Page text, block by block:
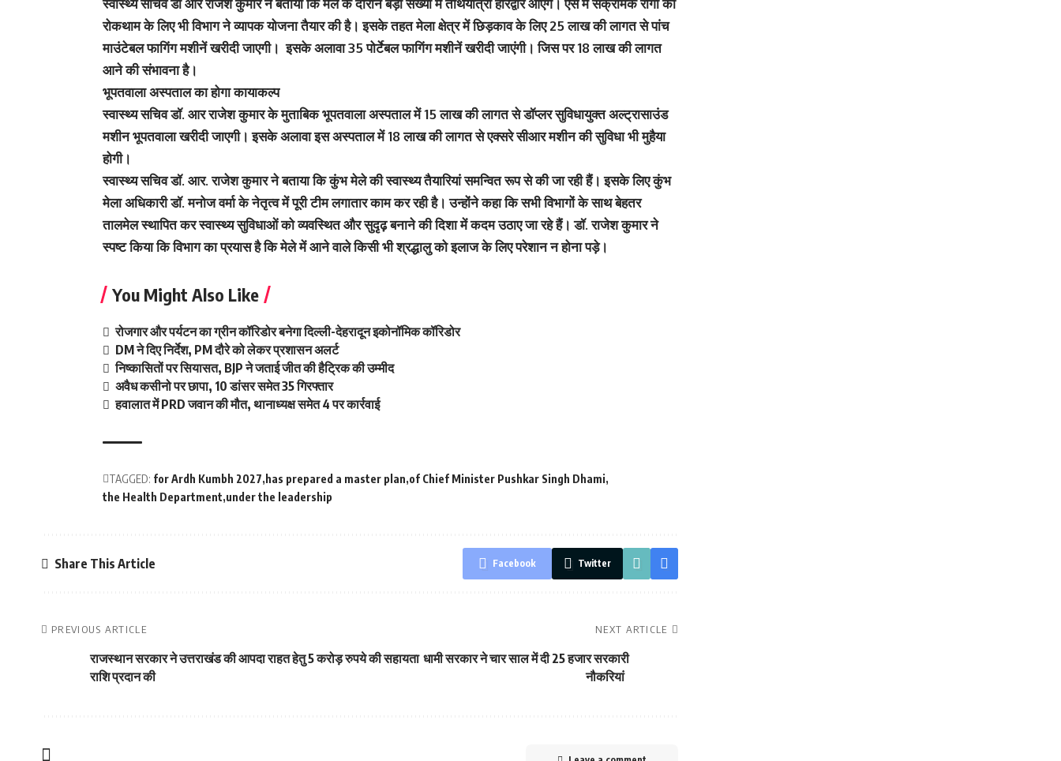
रोकथाम के लिए भी विभाग ने व्यापक योजना तैयार की है। इसके तहत मेला क्षेत्र में छिड़काव के लिए 25 लाख की लागत से पांच
माउंटेबल फागिंग मशीनें खरीदी जाएगी। इसके अलावा 35 पोर्टेबल फागिंग मशीनें खरीदी जाएंगी। जिस पर 18 लाख की लागत
आने की संभावना है।
भूपतवाला अस्पताल का होगा कायाकल्प
स्वास्थ्य सचिव डॉ. आर राजेश कुमार के मुताबिक भूपतवाला अस्पताल में 15 लाख की लागत से डॉप्लर सुविधायुक्त अल्ट्रासाउंड
मशीन भूपतवाला खरीदी जाएगी। इसके अलावा इस अस्पताल में 18 लाख की लागत से एक्सरे सीआर मशीन की सुविधा भी मुहैया
होगी।
स्वास्थ्य सचिव डॉ. आर. राजेश कुमार ने बताया कि कुंभ मेले की स्वास्थ्य तैयारियां समन्वित रूप से की जा रही हैं। इसके लिए कुंभ
मेला अधिकारी डॉ. मनोज वर्मा के नेतृत्व में पूरी टीम लगातार काम कर रही है। उन्होंने कहा कि सभी विभागों के साथ बेहतर
तालमेल स्थापित कर स्वास्थ्य सुविधाओं को व्यवस्थित और सुदृढ़ बनाने की दिशा में कदम उठाए जा रहे हैं। डॉ. राजेश कुमार ने
स्पष्ट किया कि विभाग का प्रयास है कि मेले में आने वाले किसी भी श्रद्धालु को इलाज के लिए परेशान न होना पड़े।
You Might Also Like
रोजगार और पर्यटन का ग्रीन कॉरिडोर बनेगा दिल्ली-देहरादून इकोनॉमिक कॉरिडोर
DM ने दिए निर्देश, PM दौरे को लेकर प्रशासन अलर्ट
निष्कासितों पर सियासत, BJP ने जताई जीत की हैट्रिक की उम्मीद
अवैध कसीनो पर छापा, 10 डांसर समेत 35 गिरफ्तार
हवालात में PRD जवान की मौत, थानाध्यक्ष समेत 4 पर कार्रवाई
TAGGED: for Ardh Kumbh 2027 has prepared a master plan of Chief Minister Pushkar Singh Dhami
the Health Department under the leadership
Share This Article Facebook Twitter
PREVIOUS ARTICLE
राजस्थान सरकार ने उत्तराखंड की आपदा राहत हेतु 5 करोड़ रुपये की सहायता
राशि प्रदान की
NEXT ARTICLE
धामी सरकार ने चार साल में दी 25 हजार सरकारी
नौकरियां